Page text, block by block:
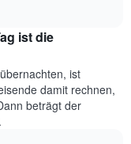
ist die
ist
damit rechnen,
beträgt der